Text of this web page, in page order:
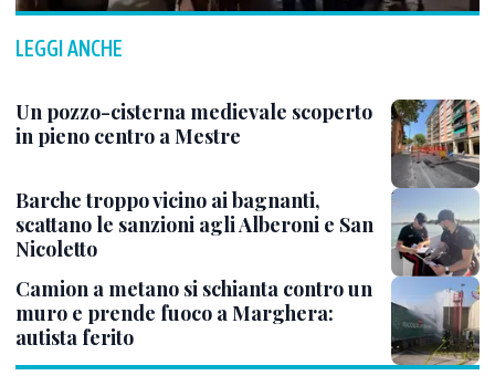
LEGGI ANCHE
Un pozzo-cisterna medievale scoperto
in pieno centro a Mestre
Barche troppo vicino ai bagnanti,
scattano le sanzioni agli Alberoni e San
Nicoletto
Camion a metano si schianta contro un
muro e prende fuoco a Marghera:
autista ferito